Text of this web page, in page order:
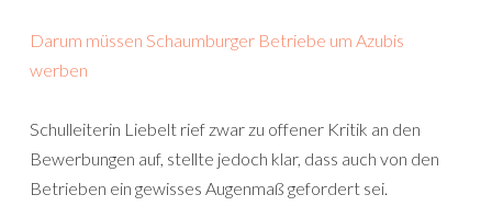
Darum müssen Schaumburger Betriebe um Azubis
werben
Schulleiterin Liebelt rief zwar zu offener Kritik an den
Bewerbungen auf, stellte jedoch klar, dass auch von den
Betrieben ein gewisses Augenmaß gefordert sei.